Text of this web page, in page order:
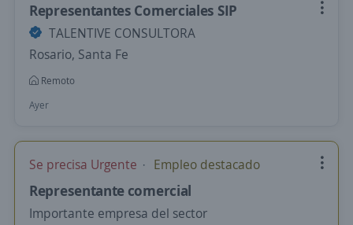
Representantes Comerciales SIP
TALENTIVE CONSULTORA
Rosario, Santa Fe
Remoto
Ayer
Se precisa Urgente Empleo destacado
Representante comercial
Importante empresa del sector